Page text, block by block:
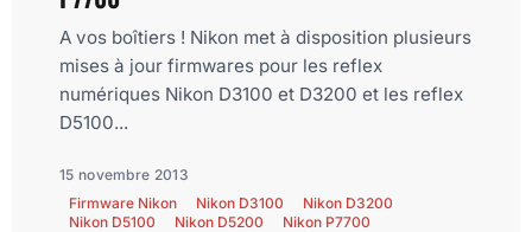
A vos boîtiers ! Nikon met à disposition plusieurs
mises à jour firmwares pour les reflex
numériques Nikon D3100 et D3200 et les reflex
D5100...
15 novembre 2013
Firmware Nikon
Nikon D3100
Nikon D3200
Nikon D5100
Nikon D5200 Nikon P7700